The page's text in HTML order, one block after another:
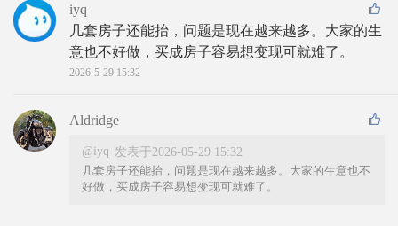
iyq
几套房子还能抬，问题是现在越来越多。大家的生
意也不好做，买成房子容易想变现可就难了。
2026-5-29 15:32
Aldridge
@iyq 发表于2026-05-29 15:32
几套房子还能抬，问题是现在越来越多。大家的生意也不
好做，买成房子容易想变现可就难了。